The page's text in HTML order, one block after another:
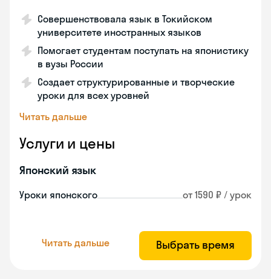
Совершенствовала язык в Токийском
университете иностранных языков
Помогает студентам поступать на японистику
в вузы России
Создает структурированные и творческие
уроки для всех уровней
Читать дальше
Услуги и цены
Японский язык
Уроки японского от 1590 ₽ / урок
Читать дальше Выбрать время